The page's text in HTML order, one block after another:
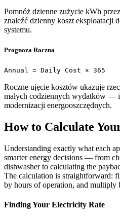
Pomnóż dzienne zużycie kWh
znaleźć dzienny koszt eksploatacji
systemu.
Prognoza Roczna
Annual = Daily Cost × 365
Roczne ujęcie kosztów ukazuje
małych codziennych wydatków — i
modernizacji energooszczędnych.
How to Calculate
Understanding exactly what each
smarter energy decisions — from
dishwasher to calculating the
The calculation is straightforward:
by hours of operation, and
Finding Your Electricity Rate